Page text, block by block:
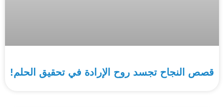
قصص النجاح تجسد روح الإرادة في تحقيق الحلم!